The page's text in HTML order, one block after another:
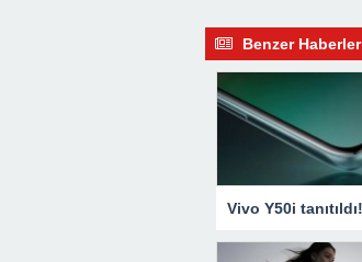
Benzer Haberler